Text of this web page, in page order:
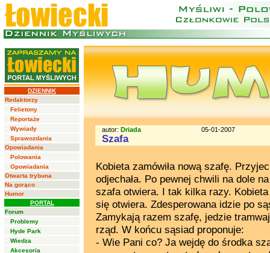
DZIENNIK
Redaktorzy
Felietony
Reportaże
Wywiady
Sprawozdania
Opowiadania
Polowania
Opowiadania
Otwarta trybuna
Na gorąco
Humor
PORTAL
Forum
Problemy
Hyde Park
Wiedza
Akcesoria
autor: Driada 05-01-2007
Szafa
Kobieta zamówiła nową szafę.
odjechała. Po pewnej chwili na dole
szafa otwiera. I tak kilka razy.
się otwiera. Zdesperowana idzie po
Zamykają razem szafę, jedzie
rząd. W końcu sąsiad proponuje:
- Wie Pani co? Ja wejdę do środka